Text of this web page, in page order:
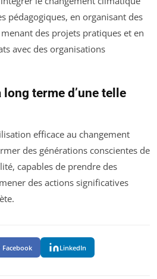
pédagogiques, en organisant des
des projets pratiques et en
avec des organisations
long terme d’une telle
efficace au changement
des générations conscientes de
capables de prendre des
des actions significatives
Facebook LinkedIn